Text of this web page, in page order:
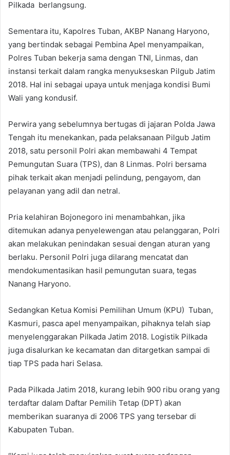
Pilkada berlangsung.
Sementara itu, Kapolres Tuban, AKBP Nanang Haryono,
yang bertindak sebagai Pembina Apel menyampaikan,
Polres Tuban bekerja sama dengan TNI, Linmas, dan
instansi terkait dalam rangka menyukseskan Pilgub Jatim
2018. Hal ini sebagai upaya untuk menjaga kondisi Bumi
Wali yang kondusif.
Perwira yang sebelumnya bertugas di jajaran Polda Jawa
Tengah itu menekankan, pada pelaksanaan Pilgub Jatim
2018, satu personil Polri akan membawahi 4 Tempat
Pemungutan Suara (TPS), dan 8 Linmas. Polri bersama
pihak terkait akan menjadi pelindung, pengayom, dan
pelayanan yang adil dan netral.
Pria kelahiran Bojonegoro ini menambahkan, jika
ditemukan adanya penyelewengan atau pelanggaran, Polri
akan melakukan penindakan sesuai dengan aturan yang
berlaku. Personil Polri juga dilarang mencatat dan
mendokumentasikan hasil pemungutan suara, tegas
Nanang Haryono.
Sedangkan Ketua Komisi Pemilihan Umum (KPU) Tuban,
Kasmuri, pasca apel menyampaikan, pihaknya telah siap
menyelenggarakan Pilkada Jatim 2018. Logistik Pilkada
juga disalurkan ke kecamatan dan ditargetkan sampai di
tiap TPS pada hari Selasa.
Pada Pilkada Jatim 2018, kurang lebih 900 ribu orang yang
terdaftar dalam Daftar Pemilih Tetap (DPT) akan
memberikan suaranya di 2006 TPS yang tersebar di
Kabupaten Tuban.